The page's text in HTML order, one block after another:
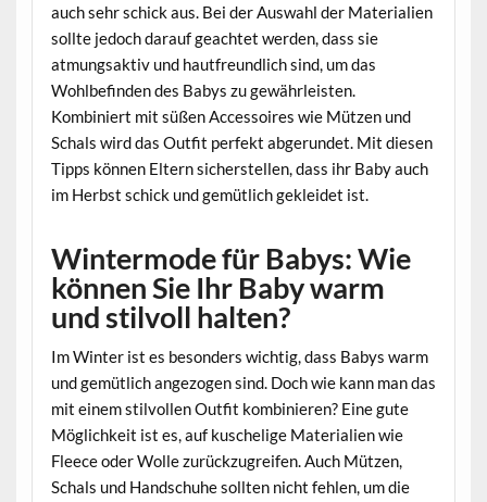
auch sehr schick aus. Bei der Auswahl der Materialien
sollte jedoch darauf geachtet werden, dass sie
atmungsaktiv und hautfreundlich sind, um das
Wohlbefinden des Babys zu gewährleisten.
Kombiniert mit süßen Accessoires wie Mützen und
Schals wird das Outfit perfekt abgerundet. Mit diesen
Tipps können Eltern sicherstellen, dass ihr Baby auch
im Herbst schick und gemütlich gekleidet ist.
Wintermode für Babys: Wie
können Sie Ihr Baby warm
und stilvoll halten?
Im Winter ist es besonders wichtig, dass Babys warm
und gemütlich angezogen sind. Doch wie kann man das
mit einem stilvollen Outfit kombinieren? Eine gute
Möglichkeit ist es, auf kuschelige Materialien wie
Fleece oder Wolle zurückzugreifen. Auch Mützen,
Schals und Handschuhe sollten nicht fehlen, um die